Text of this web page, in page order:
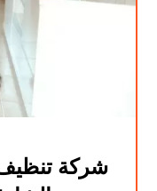
شركة تنظيف